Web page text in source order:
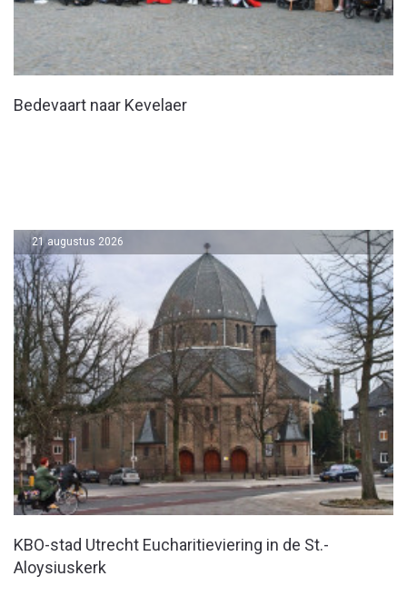
Bedevaart naar Kevelaer
KBO-stad Utrecht Eucharitieviering in de St.-
Aloysiuskerk
21 augustus 2026